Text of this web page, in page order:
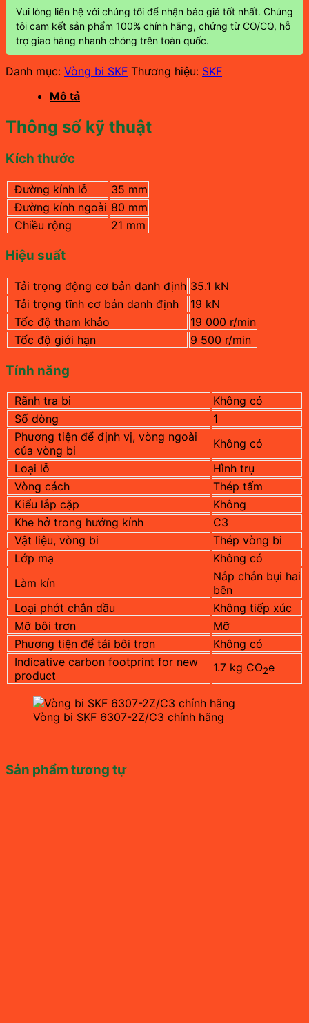
Vui lòng liên hệ với chúng tôi để nhận báo giá tốt nhất. Chúng
tôi cam kết sản phẩm 100% chính hãng, chứng từ CO/CQ, hỗ
trợ giao hàng nhanh chóng trên toàn quốc.
Danh mục: Vòng bi SKF Thương hiệu: SKF
Mô tả
Thông số kỹ thuật
Kích thước
Đường kính lỗ
35 mm
Đường kính ngoài 80 mm
Chiều rộng
21 mm
Hiệu suất
Tải trọng động cơ bản danh định 35.1 kN
Tải trọng tĩnh cơ bản danh định
19 kN
Tốc độ tham khảo
19 000 r/min
Tốc độ giới hạn
9 500 r/min
Tính năng
Rãnh tra bi
Không có
Số dòng
1
Phương tiện để định vị, vòng ngoài
của vòng bi
Không có
Loại lỗ
Hình trụ
Vòng cách
Thép tấm
Kiểu lắp cặp
Không
Khe hở trong hướng kính
C3
Vật liệu, vòng bi
Thép vòng bi
Lớp mạ
Không có
Làm kín
Nắp chắn bụi hai
bên
Loại phớt chắn dầu
Không tiếp xúc
Mỡ bôi trơn
Mỡ
Phương tiện để tái bôi trơn
Không có
Indicative carbon footprint for new
product
1.7 kg CO2e
Vòng bi SKF 6307-2Z/C3 chính hãng
Sản phẩm tương tự